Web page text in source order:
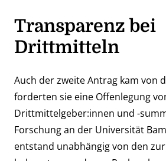
Transparenz bei
Drittmitteln
Auch der zweite Antrag kam von
forderten sie eine Offenlegung
Drittmittelgeber:innen und -
Forschung an der Universität
entstand unabhängig von den